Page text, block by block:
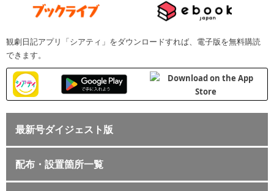
観劇日記アプリ「シアティ」をダウンロードすれば、電子版を無料購読
できます。
最新号ダイジェスト版
配布・設置箇所一覧